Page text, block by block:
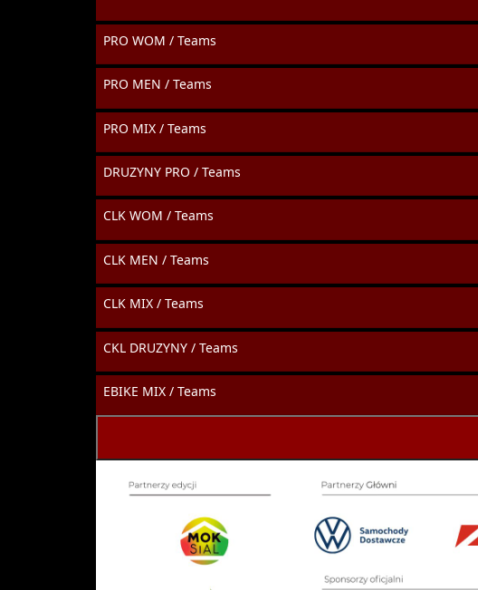
PRO WOM / Teams
PRO MEN / Teams
PRO MIX / Teams
DRUZYNY PRO / Teams
CLK WOM / Teams
CLK MEN / Teams
CLK MIX / Teams
CKL DRUZYNY / Teams
EBIKE MIX / Teams